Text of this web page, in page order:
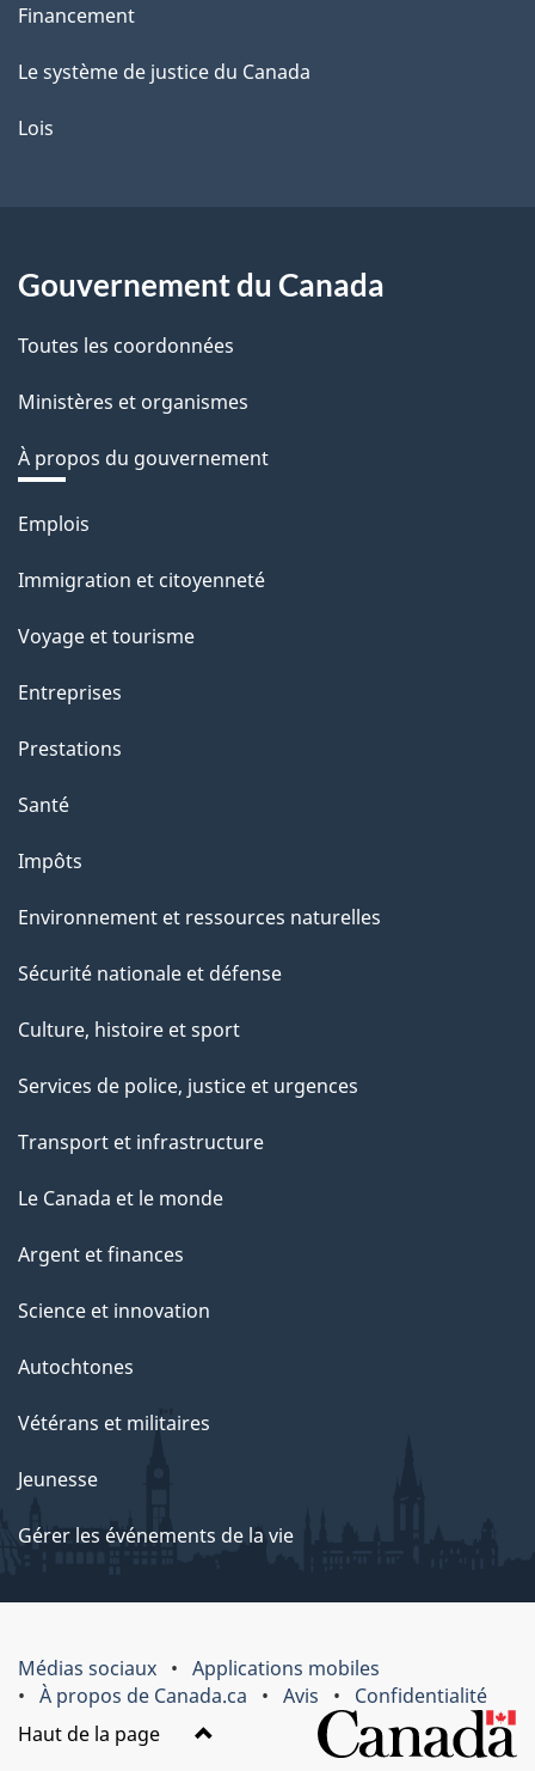
Financement
Le système de justice du Canada
Lois
Gouvernement du Canada
Toutes les coordonnées
Ministères et organismes
À propos du gouvernement
Thèmes
sujets
Emplois
Immigration et citoyenneté
Voyage et tourisme
Entreprises
Prestations
Santé
Impôts
Environnement et ressources naturelles
Sécurité nationale et défense
Culture, histoire et sport
Services de police, justice et urgences
Transport et infrastructure
Le Canada et le monde
Argent et finances
Science et innovation
Autochtones
Vétérans et militaires
Jeunesse
Gérer les événements de la vie
Médias sociaux
Applications mobiles
À propos de Canada.ca
Avis
Confidentialité
Haut de la page